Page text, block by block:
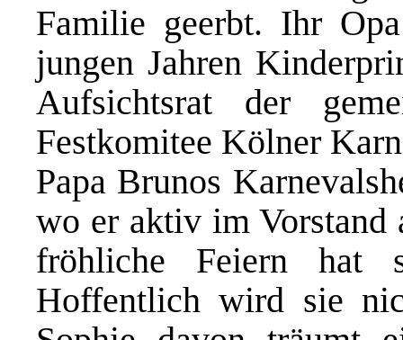
Familie geerbt. Ihr
jungen Jahren
Aufsichtsrat der
Festkomitee Kölner
Papa Brunos
wo er aktiv im Vorstand
fröhliche Feiern hat
Hoffentlich wird sie